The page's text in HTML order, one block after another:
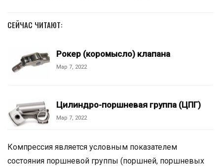
СЕЙЧАС ЧИТАЮТ:
Рокер (коромысло) клапана
Мар 7, 2022
Цилиндро-поршневая группа (ЦПГ)
Мар 7, 2022
Компрессия является условным показателем
состояния пopшнeвой группы (поршней, поршневых